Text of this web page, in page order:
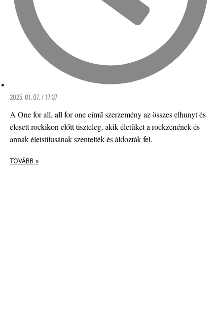
2025. 01. 07. / 17:37
A One for all, all for one című szerzemény az összes elhunyt és
elesett rockikon előtt tiszteleg, akik életüket a rockzenének és
annak életstílusának szentelték és áldozták fel.
TOVÁBB »